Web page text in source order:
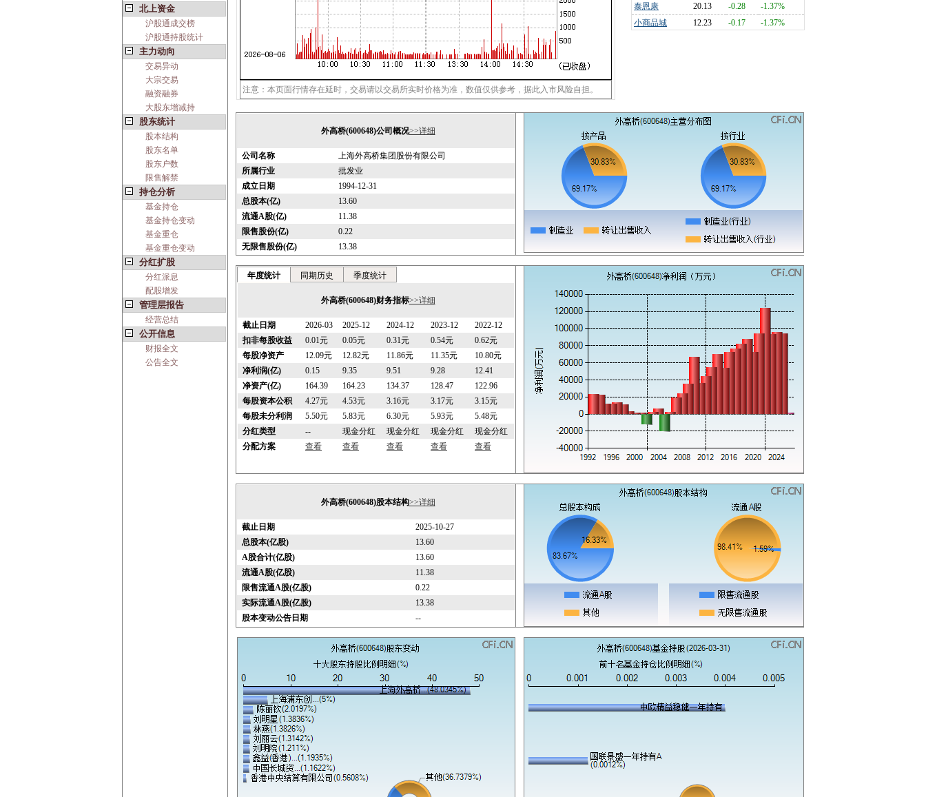
北上资金
沪股通成交榜
沪股通持股统计
主力动向
交易异动
大宗交易
融资融券
大股东增减持
股东统计
股本结构
股东名单
股东户数
限售解禁
持仓分析
基金持仓
基金持仓变动
基金重仓
基金重仓变动
分红扩股
分红派息
配股增发
管理层报告
经营总结
公开信息
财报全文
公告全文
注意：本页面行情存在延时，交易请以交易所实时价格为准，数值仅供参考，据此入市风险自担。
泰恩康
20.13 -0.28
-1.37%
小商品城
12.23 -0.17 -1.37%
外高桥(600648)公司概况>>详细
公司名称
上海外高桥集团股份有限公司
所属行业
批发业
成立日期
1994-12-31
总股本(亿)
13.60
流通A股(亿)
11.38
限售股份(亿)
0.22
无限售股份(亿)
13.38
年度统计 同期历史 季度统计
外高桥(600648)财务指标>>详细
截止日期 2026-03 2025-12 2024-12 2023-12
2022-12
扣非每股收益
0.01元 0.05元 0.31元 0.54元
0.62元
每股净资产
12.09元 12.82元 11.86元 11.35元
10.80元
净利润(亿)
0.15 9.35 9.51 9.28
12.41
净资产(亿)
164.39 164.23 134.37 128.47
122.96
每股资本公积
4.27元 4.53元 3.16元 3.17元
3.15元
每股未分利润
5.50元 5.83元 6.30元 5.93元
5.48元
分红类型
-- 现金分红 现金分红 现金分红
现金分红
分配方案
查看 查看 查看 查看 查看
外高桥(600648)股本结构>>详细
截止日期
2025-10-27
总股本(亿股)
13.60
A股合计(亿股)
13.60
流通A股(亿股)
11.38
限售流通A股(亿股)
0.22
实际流通A股(亿股)
13.38
股本变动公告日期
--